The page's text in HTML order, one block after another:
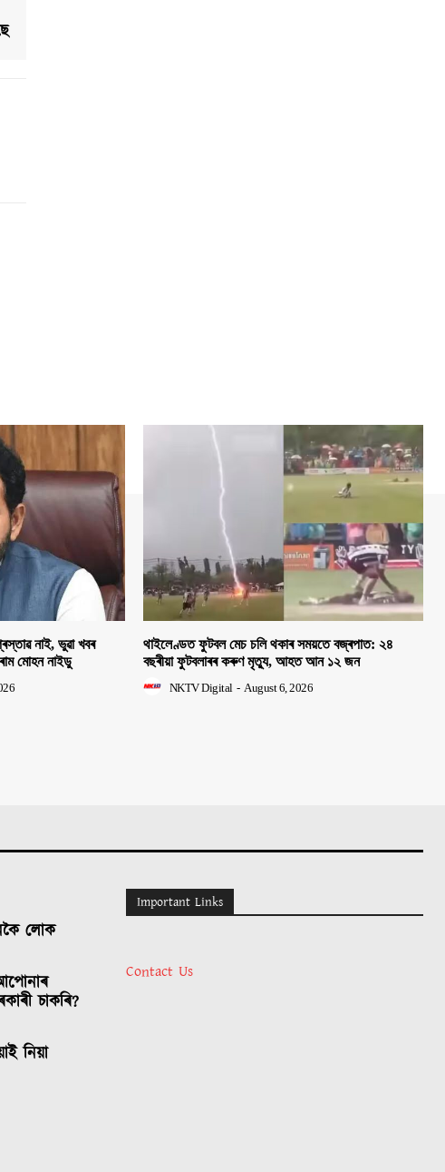
নাই, ভুৱা খবৰ
মোহন নাইডু
থাইলেণ্ডত ফুটবল মেচ চলি থকাৰ সময়তে বজ্ৰপাত: ২৪
বছৰীয়া ফুটবলাৰৰ কৰুণ মৃত্যু, আহত আন ১২ জন
NKTV Digital - August 6, 2026
লোক
চাকৰি?
নিয়া
Important Links
Contact Us